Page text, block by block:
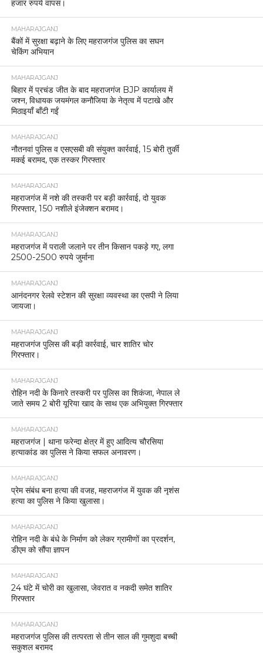
हजार रुपये वापस।
MAHARAJGANJ
बैंकों में सुरक्षा बढ़ाने के लिए महराजगंज पुलिस का सघन
चेकिंग अभियान
MAHARAJGANJ
बिहार में प्रचंड जीत के बाद महराजगंज BJP कार्यालय में
जश्न, विधायक जयमंगल कनौजिया के नेतृत्व में पटाखे और
मिठाइयाँ बाँटी गईं
MAHARAJGANJ
नौतनवां पुलिस व एसएसबी की संयुक्त कार्रवाई, 15 बोरी तुर्की
मकई बरामद, एक तस्कर गिरफ्तार
MAHARAJGANJ
महराजगंज में नशे की तस्करी पर बड़ी कार्रवाई, दो युवक
गिरफ्तार, 150 नशीले इंजेक्शन बरामद।
MAHARAJGANJ
महराजगंज में पराली जलाने पर तीन किसान पकड़े गए, लगा
2500-2500 रुपये जुर्माना
MAHARAJGANJ
आनंदनगर रेलवे स्टेशन की सुरक्षा व्यवस्था का एसपी ने लिया
जायजा।
MAHARAJGANJ
महराजगंज पुलिस की बड़ी कार्रवाई, चार शातिर चोर
गिरफ्तार।
MAHARAJGANJ
रोहिन नदी के किनारे तस्करी पर पुलिस का शिकंजा, नेपाल ले
जाते समय 2 बोरी यूरिया खाद के साथ एक अभियुक्त गिरफ्तार
MAHARAJGANJ
महराजगंज | थाना फरेन्दा क्षेत्र में हुए आदित्य चौरसिया
हत्याकांड का पुलिस ने किया सफल अनावरण।
MAHARAJGANJ
प्रेम संबंध बना हत्या की वजह, महराजगंज में युवक की नृशंस
हत्या का पुलिस ने किया खुलासा।
MAHARAJGANJ
रोहिन नदी के बंधे के निर्माण को लेकर ग्रामीणों का प्रदर्शन,
डीएम को सौंपा ज्ञापन
MAHARAJGANJ
24 घंटे में चोरी का खुलासा, जेवरात व नकदी समेत शातिर
गिरफ्तार
MAHARAJGANJ
महराजगंज पुलिस की तत्परता से तीन साल की गुमशुदा बच्ची
सकुशल बरामद